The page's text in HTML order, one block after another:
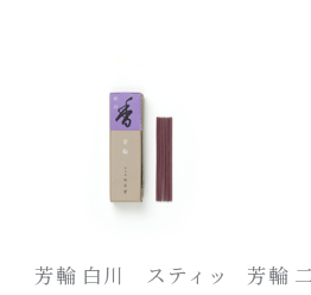
芳輪 白川 スティッ
芳輪